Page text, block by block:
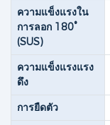
ความแข็งแรงใน
การลอก 180°
(SUS)
ความแข็งแรงแรง
ดึง​
การยืดตัว